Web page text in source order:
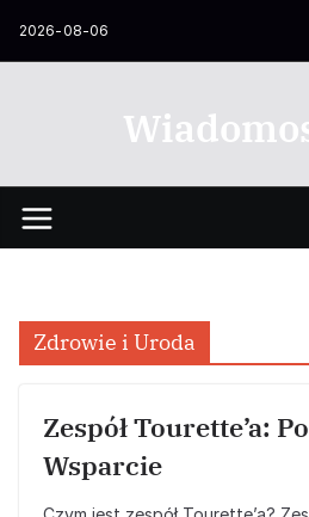
2026-08-06
Zdrowie i Uroda
Zespół Tourette’a:
Wsparcie